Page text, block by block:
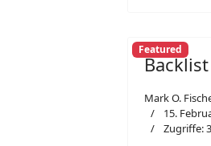
Featured
Backlist
Mark O.
15.
Zugriffe: